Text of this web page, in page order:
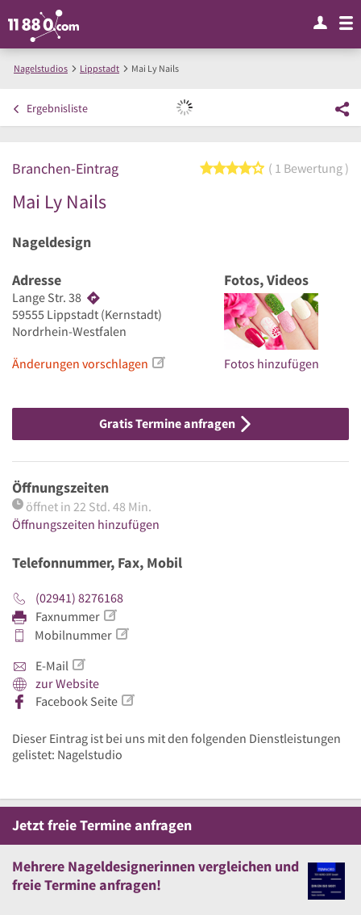
Nagelstudios Lippstadt Mai Ly Nails
Ergebnisliste
Branchen-Eintrag 4 von 5 Sternen
1 Bewertung
Mai Ly Nails
Nageldesign
Adresse
Lange Str. 38
59555 Lippstadt (Kernstadt)
Nordrhein-Westfalen
Änderungen vorschlagen
Fotos, Videos
Fotos hinzufügen
Gratis Termine anfragen
Öffnungszeiten
öffnet in 22 Std. 48 Min.
Öffnungszeiten hinzufügen
Telefonnummer, Fax, Mobil
(02941) 8276168
Faxnummer
Mobilnummer
E-Mail
zur Website
Facebook Seite
Dieser Eintrag ist bei uns mit den folgenden Dienstleistungen
gelistet: Nagelstudio
JetztfreieTermine anfragen
Mehrere Nageldesignerinnen vergleichen und
freieTermine anfragen!